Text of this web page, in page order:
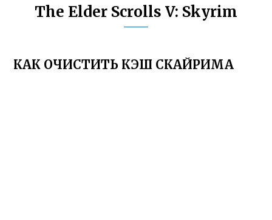
The Elder Scrolls V: Skyrim
КАК ОЧИСТИТЬ КЭШ СКАЙРИМА